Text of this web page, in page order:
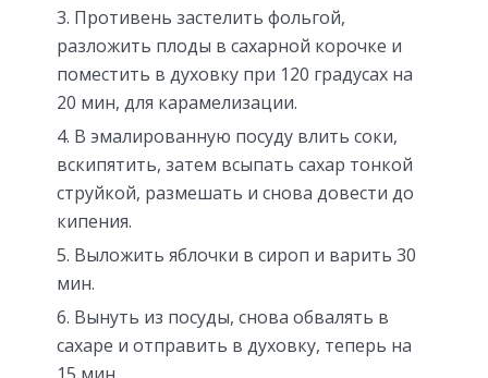
Противень застелить фольгой,
разложить плоды в сахарной корочке и
поместить в духовку при 120 градусах на
20 мин, для карамелизации.
В эмалированную посуду влить соки,
вскипятить, затем всыпать сахар тонкой
струйкой, размешать и снова довести до
кипения.
Выложить яблочки в сироп и варить 30
мин.
Вынуть из посуды, снова обвалять в
сахаре и отправить в духовку, теперь на
15 мин